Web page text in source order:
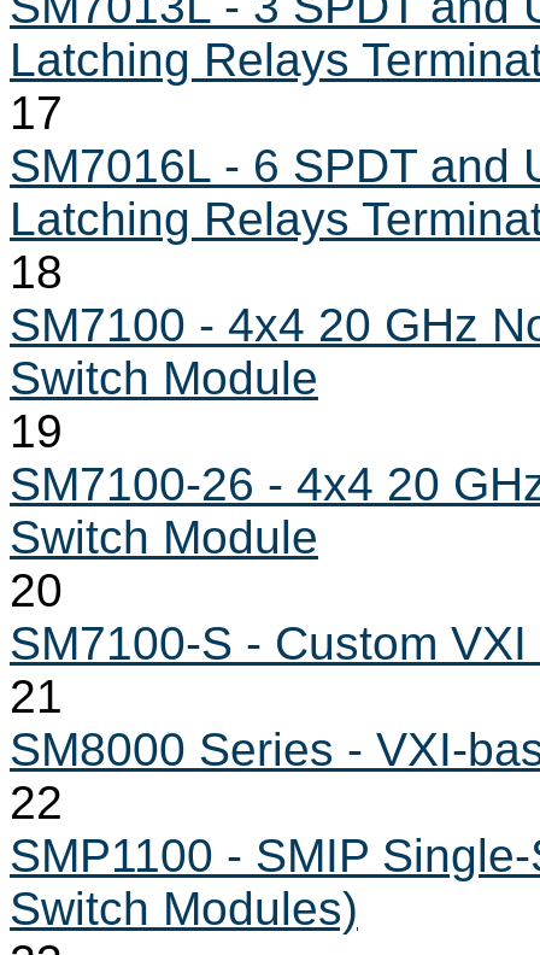
Latching Relays
17
SM7016L - 6 SPDT and
Latching Relays
18
SM7100 - 4x4 20 GHz
Switch Module
19
SM7100-26 - 4x4 20
Switch Module
20
SM7100-S - Custom
21
SM8000 Series - VXI-
22
SMP1100 - SMIP
Switch Modules)